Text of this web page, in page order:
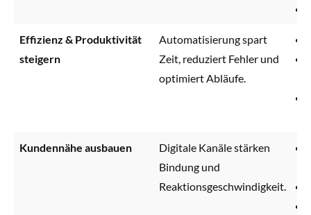
Effizienz & Produktivität
steigern
Automatisierung spart
Zeit, reduziert Fehler und
optimiert Abläufe.
Kundennähe ausbauen
Digitale Kanäle stärken
Bindung und
Reaktionsgeschwindigkeit.